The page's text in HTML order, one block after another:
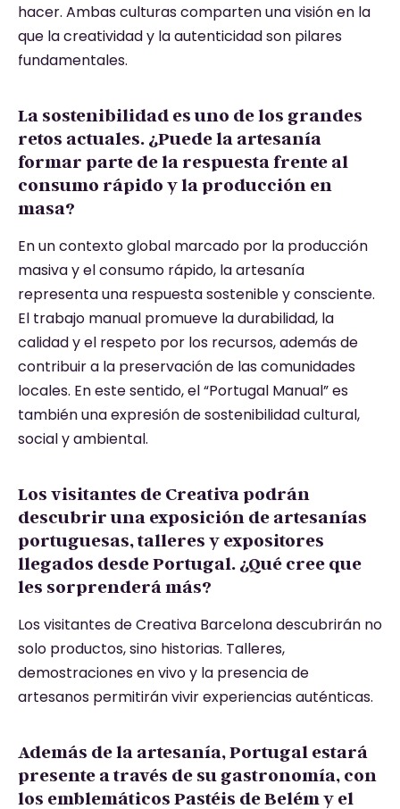
hacer. Ambas culturas comparten una visión en la
que la creatividad y la autenticidad son pilares
fundamentales.
La sostenibilidad es uno de los grandes
retos actuales. ¿Puede la artesanía
formar parte de la respuesta frente al
consumo rápido y la producción en
masa?
En un contexto global marcado por la producción
masiva y el consumo rápido, la artesanía
representa una respuesta sostenible y consciente.
El trabajo manual promueve la durabilidad, la
calidad y el respeto por los recursos, además de
contribuir a la preservación de las comunidades
locales. En este sentido, el “Portugal Manual” es
también una expresión de sostenibilidad cultural,
social y ambiental.
Los visitantes de Creativa podrán
descubrir una exposición de artesanías
portuguesas, talleres y expositores
llegados desde Portugal. ¿Qué cree que
les sorprenderá más?
Los visitantes de Creativa Barcelona descubrirán no
solo productos, sino historias. Talleres,
demostraciones en vivo y la presencia de
artesanos permitirán vivir experiencias auténticas.
Además de la artesanía, Portugal estará
presente a través de su gastronomía, con
los emblemáticos Pastéis de Belém y el